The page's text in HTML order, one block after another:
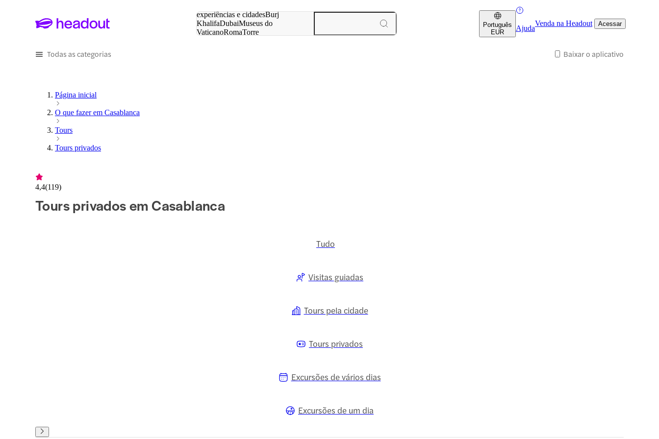
experiências e cidadesBurj
KhalifaDubaiMuseus do
VaticanoRomaTorre
Português
EUR
Ajuda
Venda na Headout Acessar
Todas as categorias Baixar o aplicativo
Página inicial
O que fazer em Casablanca
Tours
Tours privados
4,4(119)
Tours privados em Casablanca
Tudo
Visitas guiadas
Tours pela cidade
Tours privados
Excursões de vários dias
Excursões de um dia